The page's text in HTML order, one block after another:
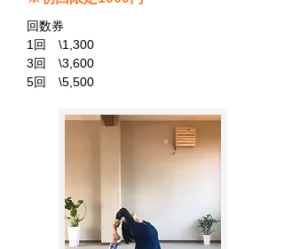
回数券
1回 \1,300
3回 \3,600
5回 \5,500